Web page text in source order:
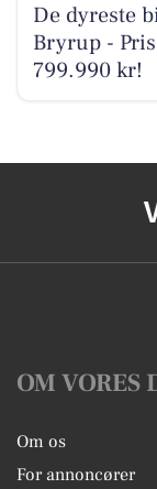
De dyreste
Bryrup -
799.990 kr!
OM VORES
Om os
For annoncører